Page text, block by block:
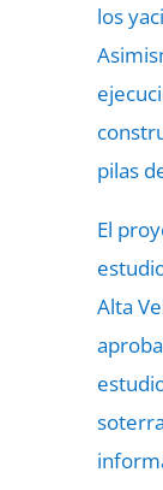
los
pilas
El
Alta